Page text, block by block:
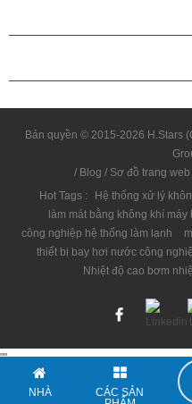
Bản quyền © 2015-2026 H.Stars
/ Blog / Sơ đồ trang web
Hot Tags :
Hệ thống xử lý
làm mát bằng không khí máy
công nghiệp hệ thống làm lạnh
thiết bị bay hơi nước công
Nhiệt độ cao bơm
""
NHÀ
CÁC SẢN